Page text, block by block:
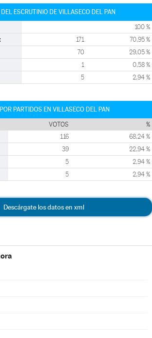
DEL ESCRUTINIO DE VILLASECO DEL PAN
100 %
171 70,95 %
70 29,05 %
1 0,58 %
5 2,94 %
PARTIDOS EN VILLASECO DEL PAN
VOTOS %
116 68,24 %
39 22,94 %
5 2,94 %
5 2,94 %
Descárgate los datos en xml